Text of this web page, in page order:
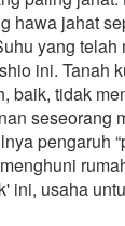
hawa jahat
yang
ini. Tanah
baik, tidak
seseorang
pengaruh
ini, usaha